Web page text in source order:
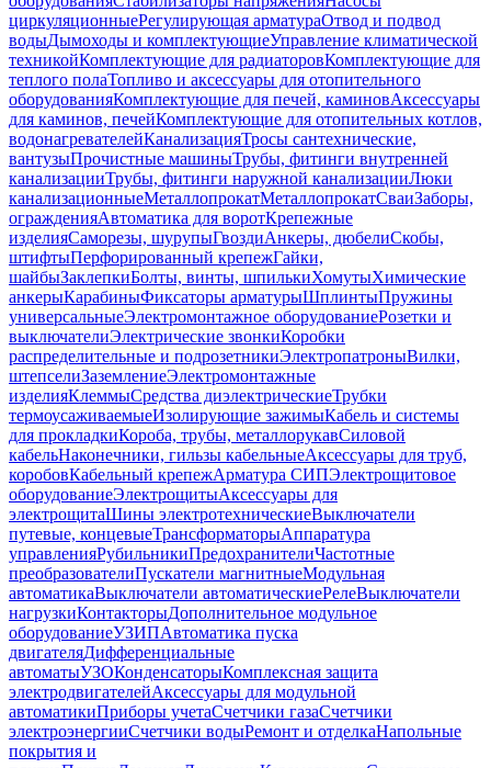
циркуляционныеРегулирующая арматураОтвод и подвод
водыДымоходы и комплектующиеУправление климатической
техникойКомплектующие для радиаторовКомплектующие для
теплого полаТопливо и аксессуары для отопительного
оборудованияКомплектующие для печей, каминовАксессуары
для каминов, печейКомплектующие для отопительных котлов,
водонагревателейКанализацияТросы сантехнические,
вантузыПрочистные машиныТрубы, фитинги внутренней
канализацииТрубы, фитинги наружной канализацииЛюки
канализационныеМеталлопрокатМеталлопрокатСваиЗаборы,
огражденияАвтоматика для воротКрепежные
изделияСаморезы, шурупыГвоздиАнкеры, дюбелиСкобы,
штифтыПерфорированный крепежГайки,
шайбыЗаклепкиБолты, винты, шпилькиХомутыХимические
анкерыКарабиныФиксаторы арматурыШплинтыПружины
универсальныеЭлектромонтажное оборудованиеРозетки и
выключателиЭлектрические звонкиКоробки
распределительные и подрозетникиЭлектропатроныВилки,
штепселиЗаземлениеЭлектромонтажные
изделияКлеммыСредства диэлектрическиеТрубки
термоусаживаемыеИзолирующие зажимыКабель и системы
для прокладкиКороба, трубы, металлорукавСиловой
кабельНаконечники, гильзы кабельныеАксессуары для труб,
коробовКабельный крепежАрматура СИПЭлектрощитовое
оборудованиеЭлектрощитыАксессуары для
электрощитаШины электротехническиеВыключатели
путевые, концевыеТрансформаторыАппаратура
управленияРубильникиПредохранителиЧастотные
преобразователиПускатели магнитныеМодульная
автоматикаВыключатели автоматическиеРелеВыключатели
нагрузкиКонтакторыДополнительное модульное
оборудованиеУЗИПАвтоматика пуска
двигателяДифференциальные
автоматыУЗОКонденсаторыКомплексная защита
электродвигателейАксессуары для модульной
автоматикиПриборы учетаСчетчики газаСчетчики
электроэнергииСчетчики водыРемонт и отделкаНапольные
покрытия и